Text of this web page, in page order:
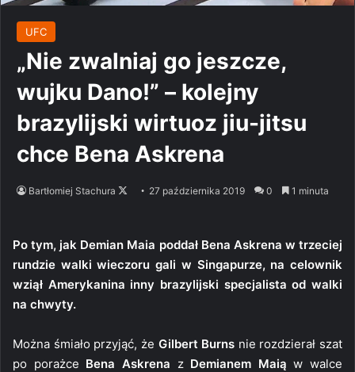
UFC
„Nie zwalniaj go jeszcze,
wujku Dano!” – kolejny
brazylijski wirtuoz jiu-jitsu
chce Bena Askrena
Bartłomiej Stachura
Follow27 października 2019 0 1 minuta
Po tym, jak Demian Maia poddał Bena Askrena w trzeciej
rundzie walki wieczoru gali w Singapurze, na celownik
wziął Amerykanina inny brazylijski specjalista od walki
na chwyty.
Można śmiało przyjąć, że Gilbert Burns nie rozdzierał szat
po porażce Bena Askrena z Demianem Maią w walce